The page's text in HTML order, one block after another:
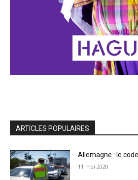
ARTICLES POPULAIRES
Allemagne : le
11 mai 2020